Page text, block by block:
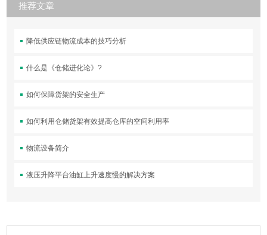
推荐文章
降低供应链物流成本的技巧分析
什么是《仓储进化论》?
如何保障货架的安全生产
如何利用仓储货架有效提高仓库的空间利用率
物流设备简介
液压升降平台油缸上升速度慢的解决方案